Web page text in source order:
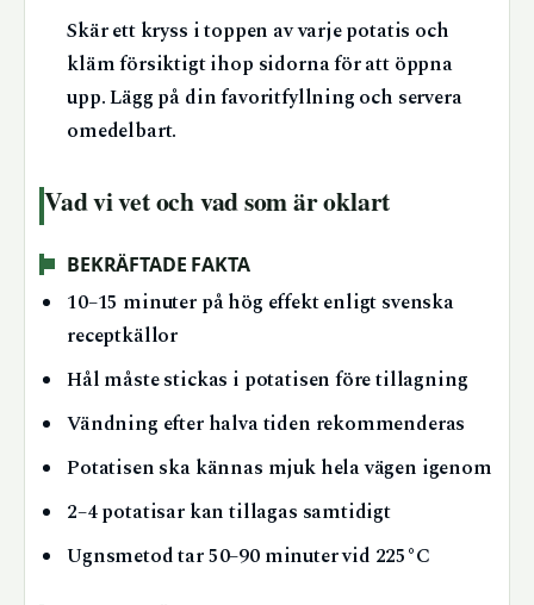
Skär ett kryss i toppen av varje potatis och
kläm försiktigt ihop sidorna för att öppna
upp. Lägg på din favoritfyllning och servera
omedelbart.
Vad vi vet och vad som är oklart
BEKRÄFTADE FAKTA
10–15 minuter på hög effekt enligt svenska
receptkällor
Hål måste stickas i potatisen före tillagning
Vändning efter halva tiden rekommenderas
Potatisen ska kännas mjuk hela vägen igenom
2–4 potatisar kan tillagas samtidigt
Ugnsmetod tar 50–90 minuter vid 225°C